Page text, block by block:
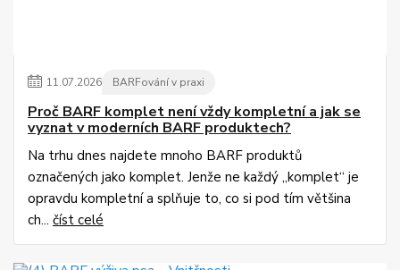
11.07.2026 BARFování v praxi
Proč BARF komplet není vždy kompletní a jak se
vyznat v moderních BARF produktech?
Na trhu dnes najdete mnoho BARF produktů
označených jako komplet. Jenže ne každý „komplet“ je
opravdu kompletní a splňuje to, co si pod tím většina
ch... číst celé